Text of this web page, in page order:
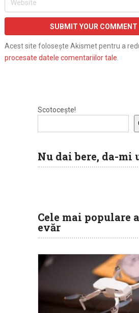
Acest site folosește Akismet pentru a
procesate datele comentariilor tale
Scotocește!
Nu dai bere, da-mi
Cele mai populare
evăr